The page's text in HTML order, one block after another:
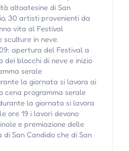
altoatesine di San
30 artisti provenienti da
vita al Festival
sculture in neve.
apertura del Festival a
dei blocchi di neve e inizio
serale
la giornata si lavora ai
cena programma serale
la giornata si lavora
ore 19 i lavori devono
e premiazione delle
San Candido che di San